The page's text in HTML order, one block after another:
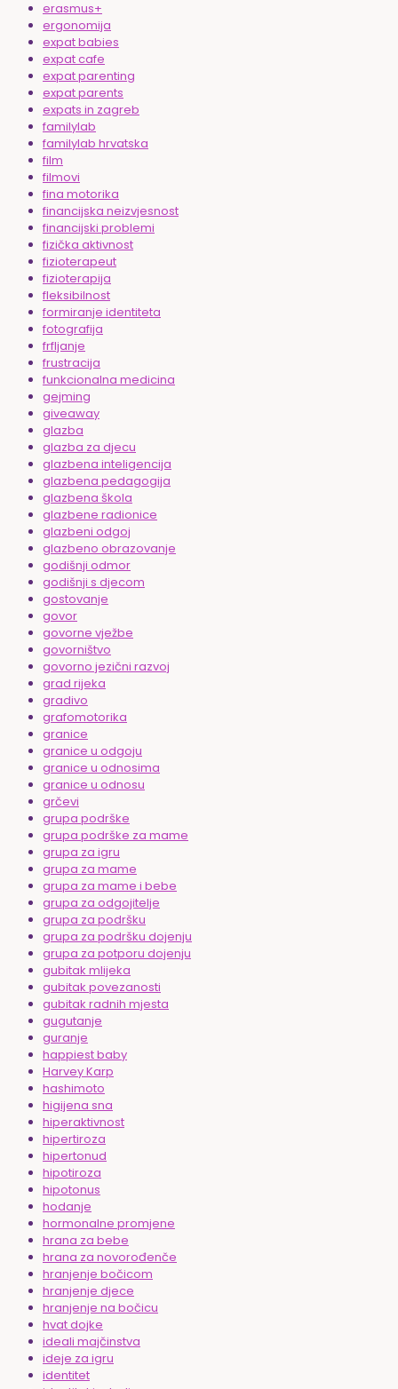
erasmus+
ergonomija
expat babies
expat cafe
expat parenting
expat parents
expats in zagreb
familylab
familylab hrvatska
film
filmovi
fina motorika
financijska neizvjesnost
financijski problemi
fizička aktivnost
fizioterapeut
fizioterapija
fleksibilnost
formiranje identiteta
fotografija
frfljanje
frustracija
funkcionalna medicina
gejming
giveaway
glazba
glazba za djecu
glazbena inteligencija
glazbena pedagogija
glazbena škola
glazbene radionice
glazbeni odgoj
glazbeno obrazovanje
godišnji odmor
godišnji s djecom
gostovanje
govor
govorne vježbe
govorništvo
govorno jezični razvoj
grad rijeka
gradivo
grafomotorika
granice
granice u odgoju
granice u odnosima
granice u odnosu
grčevi
grupa podrške
grupa podrške za mame
grupa za igru
grupa za mame
grupa za mame i bebe
grupa za odgojitelje
grupa za podršku
grupa za podršku dojenju
grupa za potporu dojenju
gubitak mlijeka
gubitak povezanosti
gubitak radnih mjesta
gugutanje
guranje
happiest baby
Harvey Karp
hashimoto
higijena sna
hiperaktivnost
hipertiroza
hipertonud
hipotiroza
hipotonus
hodanje
hormonalne promjene
hrana za bebe
hrana za novorođenče
hranjenje bočicom
hranjenje djece
hranjenje na bočicu
hvat dojke
ideali majčinstva
ideje za igru
identitet